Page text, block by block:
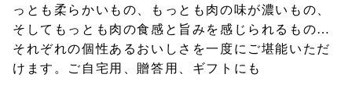
っとも柔らかいもの、もっとも肉の味が濃いもの、
そしてもっとも肉の食感と旨みを感じられるもの…
それぞれの個性あるおいしさを一度にご堪能いただ
けます。ご自宅用、贈答用、ギフトにも